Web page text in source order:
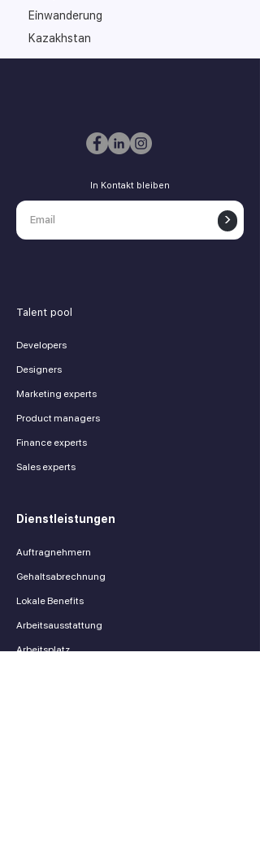
Einwanderung
Kazakhstan
In Kontakt bleiben
>
Talent pool
Developers
Designers
Marketing experts
Product managers
Finance experts
Sales experts
Dienstleistungen
Auftragnehmern
Gehaltsabrechnung
Lokale Benefits
Arbeitsausstattung
Arbeitsplatz